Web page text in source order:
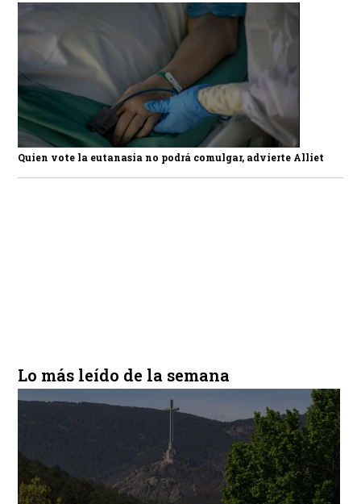
Quien vote la eutanasia no podrá comulgar, advierte Alliet
Lo más leído de la semana